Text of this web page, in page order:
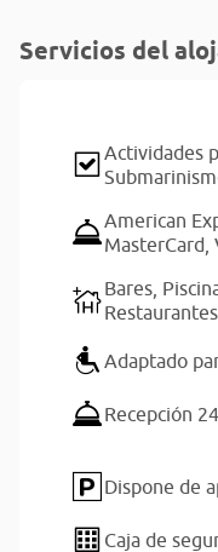
Servicios del
Actividades
American
MasterCard,
Bares,
Restaurantes
Adaptado
Recepción
Dispone de
Caja de